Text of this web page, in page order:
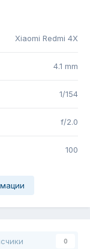
Xiaomi Redmi 4X
4.1 mm
1/154
f/2.0
100
0